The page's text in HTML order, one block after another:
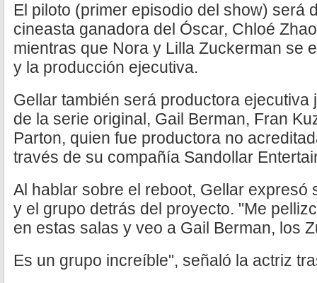
El piloto (primer episodio del show) será
cineasta ganadora del Óscar, Chloé
mientras que Nora y Lilla Zuckerman se
y la producción ejecutiva.
Gellar también será productora
de la serie original, Gail Berman, Fran
Parton, quien fue productora no
través de su compañía Sandollar
Al hablar sobre el reboot, Gellar expresó
y el grupo detrás del proyecto. "Me
en estas salas y veo a Gail Berman, los
Es un grupo increíble", señaló la actriz